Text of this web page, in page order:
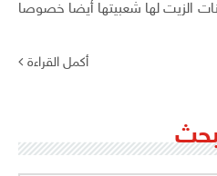
الزيت لها شعبيتها أيضا خصوصا
أكمل القراءة